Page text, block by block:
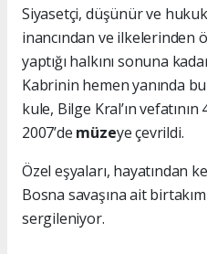
Siyasetçi, düşünür ve
inancından ve ilkelerinden
yaptığı halkını sonuna
Kabrinin hemen yanında
kule, Bilge Kral’ın vefatının
2007’de müzeye çevrildi.
Özel eşyaları, hayatından
Bosna savaşına ait
sergileniyor.